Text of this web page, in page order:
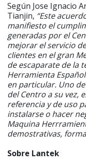
Según Jose Ignacio
Tianjin, “Este
manifiesto el
generadas por el
mejorar el servicio
clientes en el gran
de escaparate de la
Herramienta
en particular. Uno
del Centro a su vez,
referencia y de uso
instalarse o hacer
Maquina
demostrativas,
Sobre Lantek